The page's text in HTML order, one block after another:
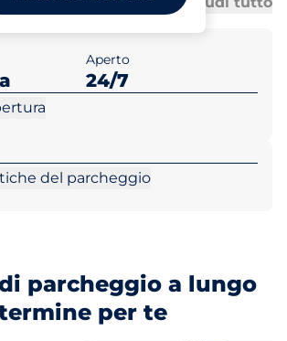
Aperto
24/7
del parcheggio
parcheggio a lungo
per te